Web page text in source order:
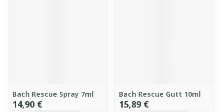
Bach Rescue Spray 7ml
14,90 €
Bach Rescue Gutt 10ml
15,89 €